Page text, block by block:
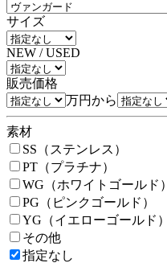
サイズ
NEW / USED
販売価格
万円から
素材
SS（ステンレス）
PT（プラチナ）
WG（ホワイトゴールド）
PG（ピンクゴールド）
YG（イエローゴールド）
その他
指定なし